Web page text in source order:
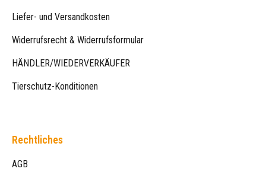
Liefer- und Versandkosten
Widerrufsrecht & Widerrufsformular
HÄNDLER/WIEDERVERKÄUFER
Tierschutz-Konditionen
Rechtliches
AGB